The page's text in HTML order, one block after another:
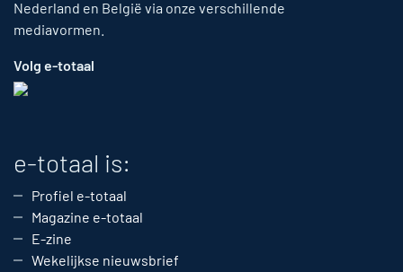
Nederland en België via onze verschillende
mediavormen.
Volg e-totaal
e-totaal is:
Profiel e-totaal
Magazine e-totaal
E-zine
Wekelijkse nieuwsbrief